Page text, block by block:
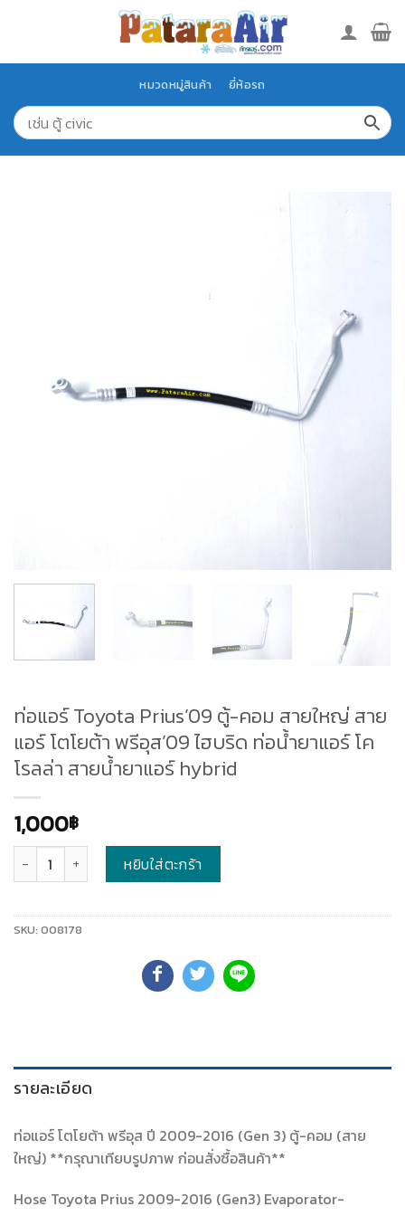
หมวดหมู่สินค้า ยี่ห้อรถ
ท่อแอร์ Toyota Prius’09 ตู้-คอม สายใหญ่ สาย
แอร์ โตโยต้า พรีอุส’09 ไฮบริด ท่อน้ำยาแอร์ โค
โรลล่า สายน้ำยาแอร์ hybrid
1,000฿
หยิบใส่ตะกร้า
SKU: 008178
รายละเอียด
ท่อแอร์ โตโยต้า พรีอุส ปี 2009-2016 (Gen 3) ตู้-คอม (สาย
ใหญ่) **กรุณาเทียบรูปภาพ ก่อนสั่งซื้อสินค้า**
Hose Toyota Prius 2009-2016 (Gen3) Evaporator-